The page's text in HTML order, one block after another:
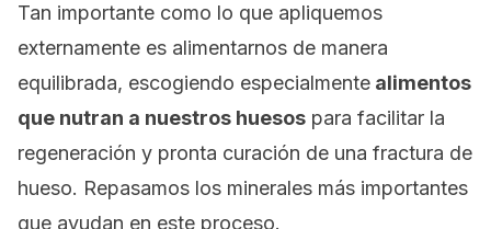
Tan importante como lo que apliquemos
externamente es alimentarnos de manera
equilibrada, escogiendo especialmente alimentos
que nutran a nuestros huesos para facilitar la
regeneración y pronta curación de una fractura de
hueso. Repasamos los minerales más importantes
que ayudan en este proceso.